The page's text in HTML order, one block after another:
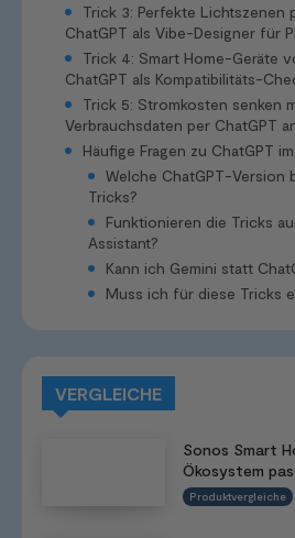
Trick 3: Perfekte Lichtszenen
ChatGPT als Vibe-Designer für
Trick 4: Smart Home-Geräte
ChatGPT als Kompatibilitäts-
Trick 5: Stromkosten senken
Verbrauchsdaten per ChatGPT
Häufige Fragen zu ChatGPT
Welche ChatGPT-Version
Tricks?
Funktionieren die Tricks
Assistant?
Kann ich Gemini statt
Muss ich für diese Tricks
VERGLEICHE
Sonos Smart
Ökosystem
Produktvergleiche